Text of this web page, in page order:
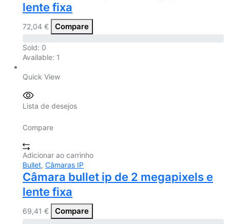
lente fixa
72,04 € Compare
Sold: 0
Available: 1
Quick View
Lista de desejos
Compare
Adicionar ao carrinho
Bullet, Câmaras IP
Câmara bullet ip de 2 megapixels e
lente fixa
69,41 € Compare